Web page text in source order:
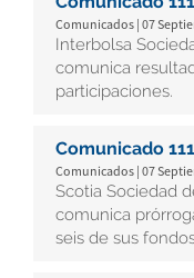
Comunicados | 07
Interbolsa
comunica
participaciones.
Comunicado
Comunicados | 07
Scotia Sociedad
comunica
seis de sus